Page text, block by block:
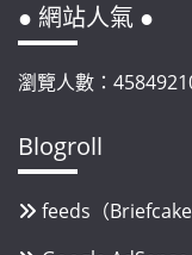
● 網站人氣 ●
瀏覽人數：
Blogroll
feeds（